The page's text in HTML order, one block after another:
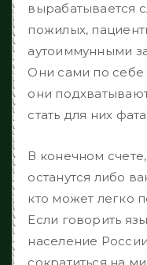
вырабатывается
пожилых,
аутоиммунными
Они сами по себе
они
стать для них
В конечном
останутся либо
кто может легко
Если говорить
население